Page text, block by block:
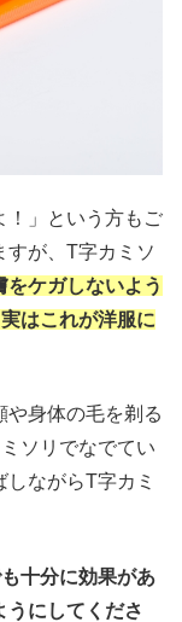
！」という方もご
すが、T字カミソ
をケガしないよう
はこれが洋服に
や身体の毛を剃る
ソリでなでてい
ながらT字カミ
十分に効果があ
うにしてくださ